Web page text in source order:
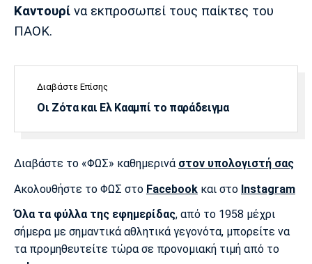
Ντόρτμουντ
Ζερμέν
Αστέρας
Καντουρί να εκπροσωπεί τους παίκτες του
ΠΑΟΚ.
Διαβάστε Επίσης
Οι Ζότα και Ελ Κααμπί το παράδειγμα
Διαβάστε το «ΦΩΣ» καθημερινά στον υπολογιστή σας
Ακολουθήστε το ΦΩΣ στο Facebook και στο Instagram
Όλα τα φύλλα της εφημερίδας, από το 1958 μέχρι
σήμερα με σημαντικά αθλητικά γεγονότα, μπορείτε να
τα προμηθευτείτε τώρα σε προνομιακή τιμή από το